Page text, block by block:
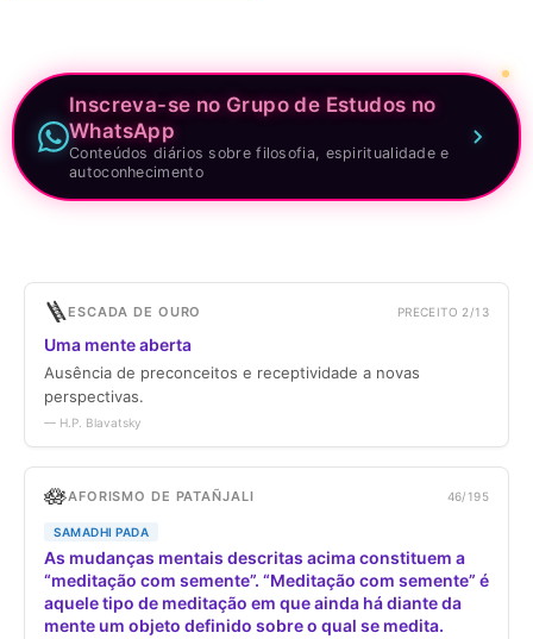
Inscreva-se no Grupo de Estudos no
WhatsApp
Conteúdos diários sobre filosofia, espiritualidade e
autoconhecimento